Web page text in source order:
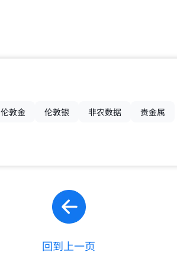
伦敦金 伦敦银 非农数据 贵金属
回到上一页